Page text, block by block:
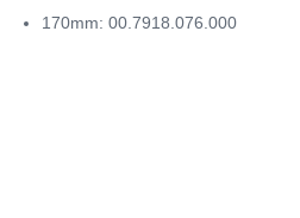
170mm: 00.7918.076.000